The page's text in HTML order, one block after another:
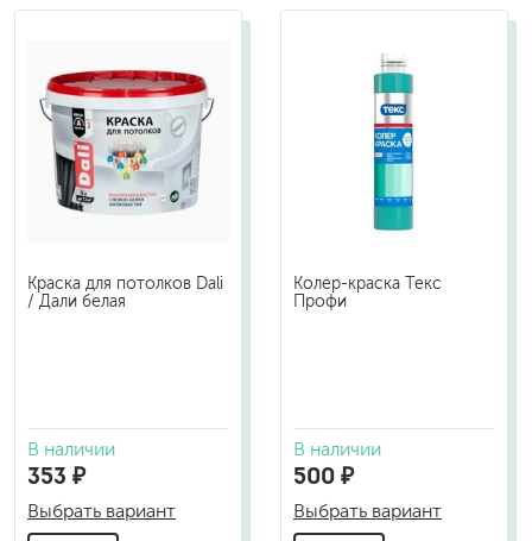
Краска для потолков Dali
/ Дали белая
В наличии
353 ₽
Выбрать вариант
Колер-краска Текс
Профи
В наличии
500 ₽
Выбрать вариант